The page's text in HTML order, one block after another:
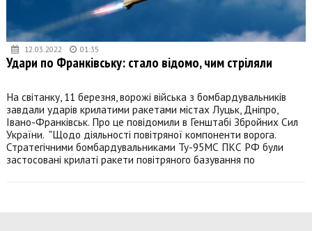
12.03.2022 01:35
Удари по Франківську: стало відомо, чим стріляли
На світанку, 11 березня, ворожі війська з бомбардувальників
завдали ударів крилатими ракетами містах Луцьк, Дніпро,
Івано-Франківськ. Про це повідомили в Генштабі Збройних Сил
України. "Щодо діяльності повітряної компоненти ворога.
Стратегічними бомбардувальниками Ту-95МС ПКС РФ були
застосовані крилаті ракети повітряного базування по